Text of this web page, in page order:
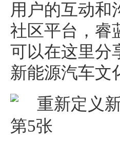
用户的互动和
社区平台，睿
可以在这里分
新能源汽车文